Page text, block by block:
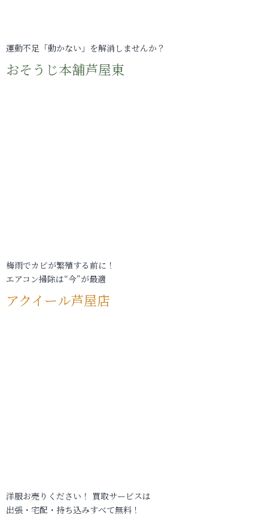
運動不足「動かない」を解消しませんか？
おそうじ本舗芦屋東
梅雨でカビが繁殖する前に！
エアコン掃除は“今”が最適
アクイール芦屋店
洋服お売りください！ 買取サービスは
出張・宅配・持ち込みすべて無料！